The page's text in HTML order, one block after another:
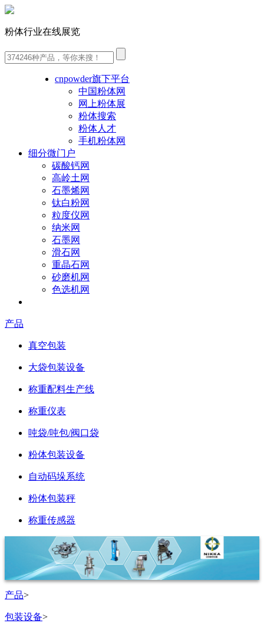
粉体行业在线展览
cnpowder旗下平台
中国粉体网
网上粉体展
粉体搜索
粉体人才
手机粉体网
细分微门户
碳酸钙网
高岭土网
石墨烯网
钛白粉网
粒度仪网
纳米网
石墨网
滑石网
重晶石网
砂磨机网
色选机网
产品
真空包装
大袋包装设备
称重配料生产线
称重仪表
吨袋/吨包/阀口袋
粉体包装设备
自动码垛系统
粉体包装秤
称重传感器
产品>
包装设备>